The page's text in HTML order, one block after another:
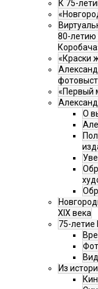
К 75-
80-летию
«Краски
«Первый
О
XIX века
75-летие
Из